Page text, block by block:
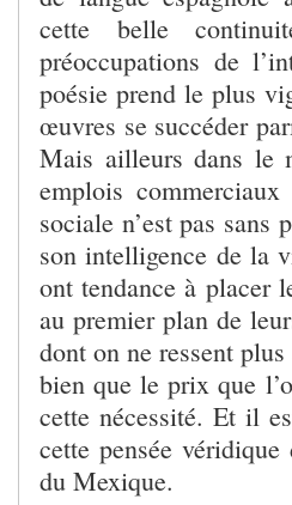
cette belle
préoccupations de
poésie prend le plus
œuvres se succéder
Mais ailleurs dans le
emplois
sociale n’est pas
son intelligence de la
ont tendance à placer
au premier plan de
dont on ne ressent
bien que le prix que
cette nécessité. Et il
cette pensée
du Mexique.